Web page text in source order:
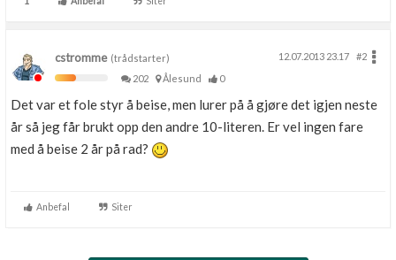
cstromme(trådstarter) 12.07.2013 23.17
#2
202
Ålesund 0
Det var et fole styr å beise, men lurer på å gjøre det igjen neste
år så jeg får brukt opp den andre 10-literen. Er vel ingen fare
med å beise 2 år på rad?
Anbefal Siter